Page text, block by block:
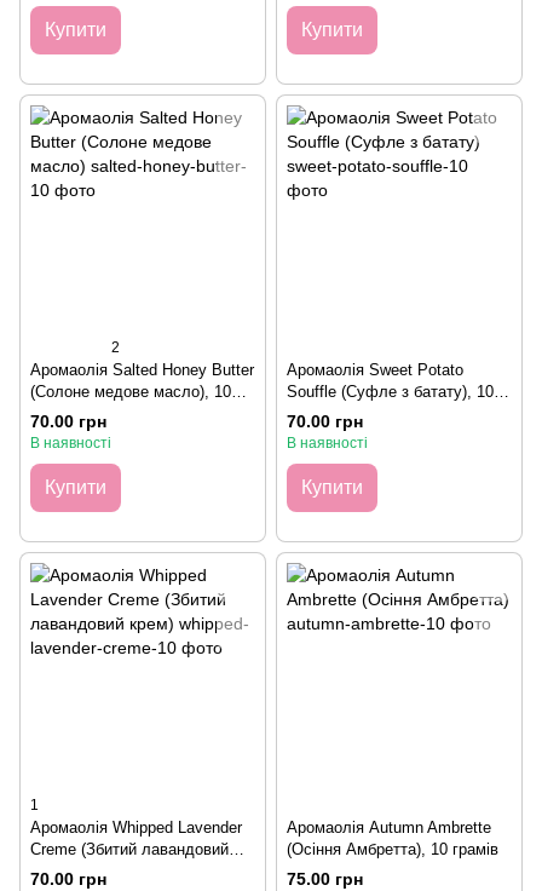
Купити Купити
2
Аромаолія Salted Honey Butter
(Солоне медове масло), 10
грамів
70.00 грн
В наявності
Купити
Аромаолія Sweet Potato
Souffle (Суфле з батату), 10
грамів
70.00 грн
В наявності
Купити
1
Аромаолія Whipped Lavender
Creme (Збитий лавандовий
крем), 10 грамів
70.00 грн
Аромаолія Autumn Ambrette
(Осіння Амбретта), 10 грамів
75.00 грн